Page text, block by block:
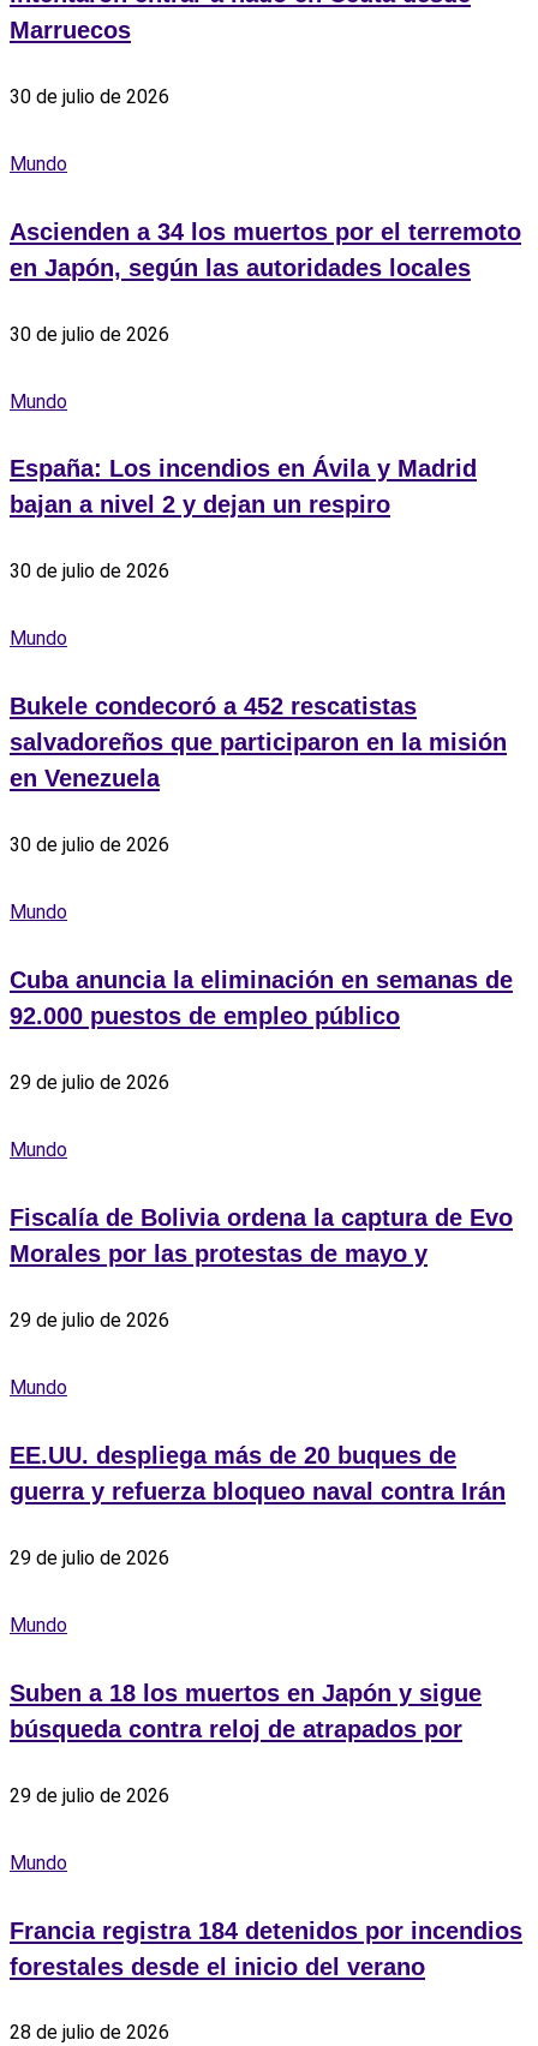
Marruecos
30 de julio de 2026
Mundo
Ascienden a 34 los muertos por el terremoto
en Japón, según las autoridades locales
30 de julio de 2026
Mundo
España: Los incendios en Ávila y Madrid
bajan a nivel 2 y dejan un respiro
30 de julio de 2026
Mundo
Bukele condecoró a 452 rescatistas
salvadoreños que participaron en la misión
en Venezuela
30 de julio de 2026
Mundo
Cuba anuncia la eliminación en semanas de
92.000 puestos de empleo público
29 de julio de 2026
Mundo
Fiscalía de Bolivia ordena la captura de Evo
Morales por las protestas de mayo y
29 de julio de 2026
Mundo
EE.UU. despliega más de 20 buques de
guerra y refuerza bloqueo naval contra Irán
29 de julio de 2026
Mundo
Suben a 18 los muertos en Japón y sigue
búsqueda contra reloj de atrapados por
29 de julio de 2026
Mundo
Francia registra 184 detenidos por incendios
forestales desde el inicio del verano
28 de julio de 2026